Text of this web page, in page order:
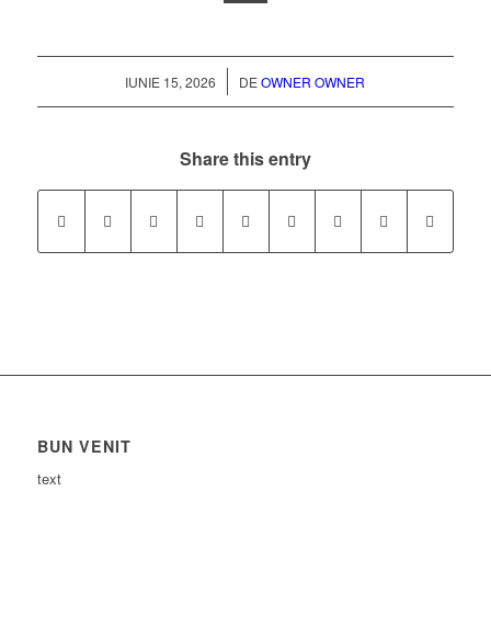
IUNIE 15, 2026
/ DEOWNER OWNER
Share this entry
BUN VENIT
text